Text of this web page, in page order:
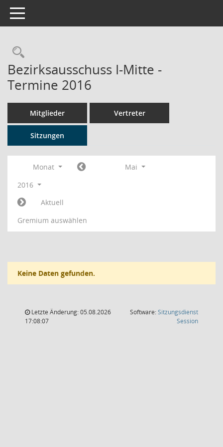
Toggle navigation
Rechercheauswahl
Bezirksausschuss I-Mitte -
Termine 2016
Mitglieder Vertreter
Sitzungen
Monat
Mai
2016
Aktuell
Gremium auswählen
Keine Daten gefunden.
Letzte Änderung: 05.08.2026
17:08:07
Software:Sitzungsdienst
Session(Wird in